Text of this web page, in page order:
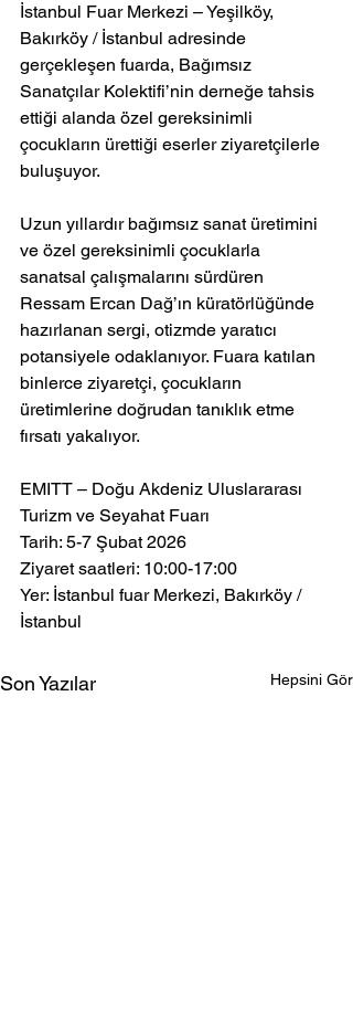
İstanbul Fuar Merkezi – Yeşilköy,
Bakırköy / İstanbul adresinde
gerçekleşen fuarda, Bağımsız
Sanatçılar Kolektifi’nin derneğe tahsis
ettiği alanda özel gereksinimli
çocukların ürettiği eserler ziyaretçilerle
buluşuyor.
Uzun yıllardır bağımsız sanat üretimini
ve özel gereksinimli çocuklarla
sanatsal çalışmalarını sürdüren
Ressam Ercan Dağ’ın küratörlüğünde
hazırlanan sergi, otizmde yaratıcı
potansiyele odaklanıyor. Fuara katılan
binlerce ziyaretçi, çocukların
üretimlerine doğrudan tanıklık etme
fırsatı yakalıyor.
EMITT – Doğu Akdeniz Uluslararası
Turizm ve Seyahat Fuarı
Tarih: 5-7 Şubat 2026
Ziyaret saatleri: 10:00-17:00
Yer: İstanbul fuar Merkezi, Bakırköy /
İstanbul
Son Yazılar Hepsini Gör